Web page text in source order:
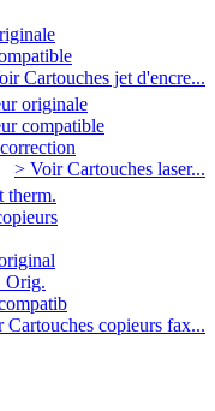
Cartouches jet d'encre...
originale
compatible
> Voir Cartouches laser...
therm.
Orig.
Cartouches copieurs fax...